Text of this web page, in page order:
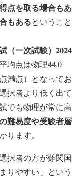
点を取る場合もあ
もあるということ
（一次試験）2024
均点は物理44.0
満点）となってお
択者より低く出て
でも物理が常に高
難易度や受験者層
ります。
択者の方が難関国
りやすい」という